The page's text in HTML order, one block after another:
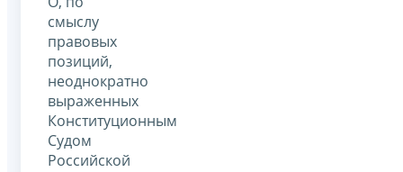
смыслу
правовых
позиций,
неоднократно
выраженных
Конституционным
Судом
Российской